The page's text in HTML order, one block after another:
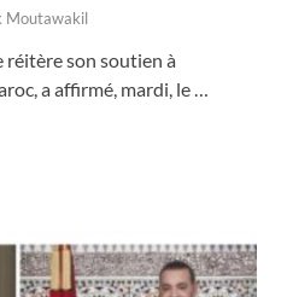
Moutawakil
réitère son soutien à
a affirmé, mardi, le …